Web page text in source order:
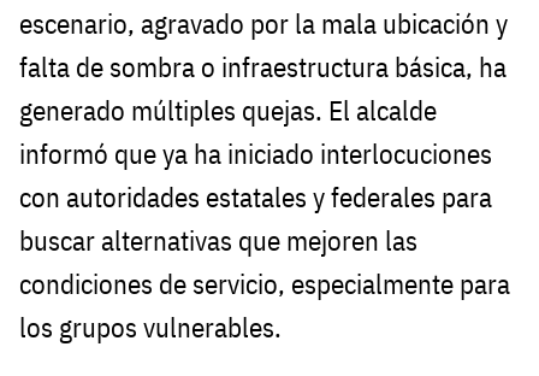
escenario, agravado por la mala ubicación y
falta de sombra o infraestructura básica, ha
generado múltiples quejas. El alcalde
informó que ya ha iniciado interlocuciones
con autoridades estatales y federales para
buscar alternativas que mejoren las
condiciones de servicio, especialmente para
los grupos vulnerables.